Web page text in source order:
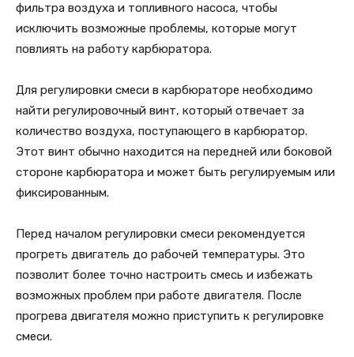
фильтра воздуха и топливного насоса, чтобы
исключить возможные проблемы, которые могут
повлиять на работу карбюратора.
Для регулировки смеси в карбюраторе необходимо
найти регулировочный винт, который отвечает за
количество воздуха, поступающего в карбюратор.
Этот винт обычно находится на передней или боковой
стороне карбюратора и может быть регулируемым или
фиксированным.
Перед началом регулировки смеси рекомендуется
прогреть двигатель до рабочей температуры. Это
позволит более точно настроить смесь и избежать
возможных проблем при работе двигателя. После
прогрева двигателя можно приступить к регулировке
смеси.